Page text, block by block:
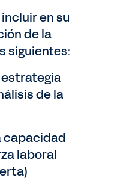
en su
de la
siguientes:
de la
capacidad
laboral